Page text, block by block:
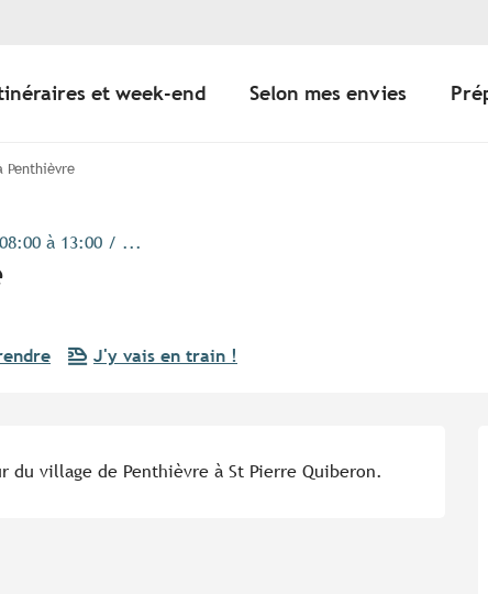
et week-end Selon mes envies
Penthièvre
à 13:00 / ...
J'y vais en train !
du village de Penthièvre à St Pierre Quiberon.